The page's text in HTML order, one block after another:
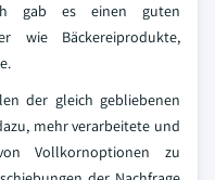
gab es einen guten
wie Bäckereiprodukte,
der gleich gebliebenen
mehr verarbeitete und
Vollkornoptionen zu